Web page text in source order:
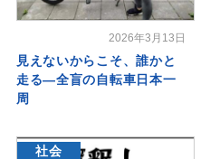
2026年3月13日
見えないからこそ、誰かと
走る―全盲の自転車日本一
周
社会